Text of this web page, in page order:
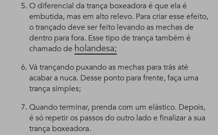
O diferencial da trança boxeadora é que ela é
embutida, mas em alto relevo. Para criar esse efeito,
o trançado deve ser feito levando as mechas de
dentro para fora. Esse tipo de trança também é
chamado de holandesa;
Vá trançando puxando as mechas para trás até
acabar a nuca. Desse ponto para frente, faça uma
trança simples;
Quando terminar, prenda com um elástico. Depois,
é só repetir os passos do outro lado e finalizar a sua
trança boxeadora.